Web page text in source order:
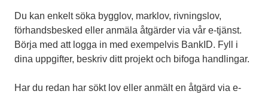
Du kan enkelt söka bygglov, marklov, rivningslov,
förhandsbesked eller anmäla åtgärder via vår e-tjänst.
Börja med att logga in med exempelvis BankID. Fyll i
dina uppgifter, beskriv ditt projekt och bifoga handlingar.
Har du redan har sökt lov eller anmält en åtgärd via e-